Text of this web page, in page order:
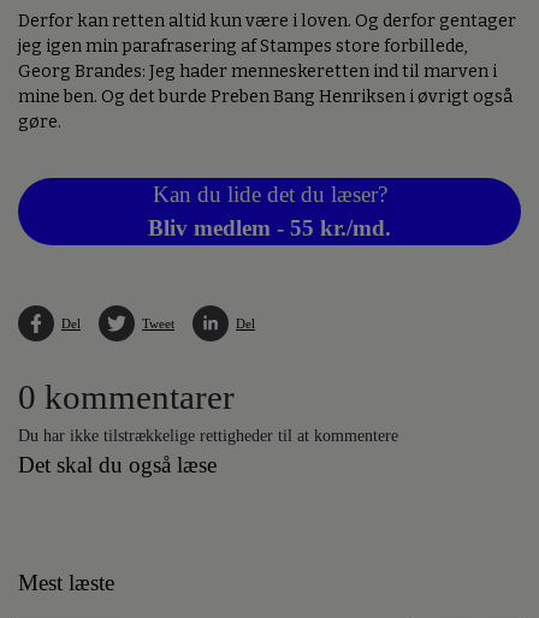
Derfor kan retten altid kun være i loven. Og derfor gentager
jeg igen min parafrasering af Stampes store forbillede,
Georg Brandes: Jeg hader menneskeretten ind til marven i
mine ben. Og det burde Preben Bang Henriksen i øvrigt også
gøre.
Kan du lide det du læser?
Bliv medlem - 55 kr./md.
Del Tweet Del
0 kommentarer
Du har ikke tilstrækkelige rettigheder til at kommentere
Det skal du også læse
Mest læste